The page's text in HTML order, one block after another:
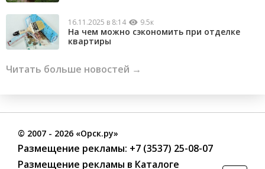
16.11.2025 в 8:14 9.5к
На чем можно сэкономить при отделке
квартиры
Читать больше новостей →
© 2007 - 2026 «Орск.ру»
Размещение рекламы: +7 (3537) 25-08-07
Размещение рекламы в Каталоге